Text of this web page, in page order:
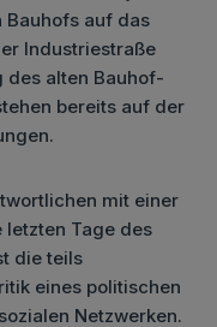
auf das
Industriestraße
des alten Bauhof-
bereits auf der
mit einer
Tage des
die teils
eines politischen
Netzwerken.